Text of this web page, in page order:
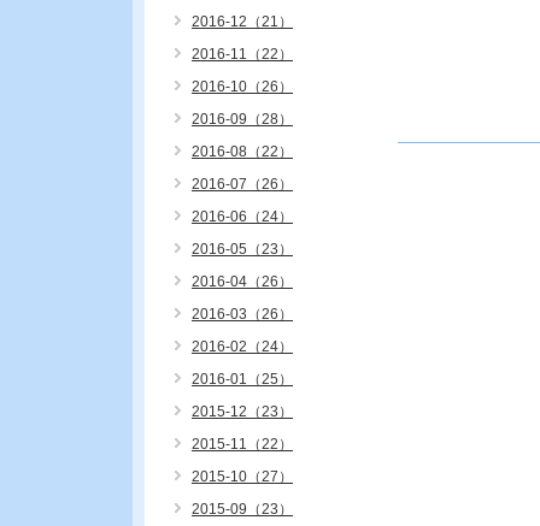
2016-12（21）
2016-11（22）
2016-10（26）
2016-09（28）
2016-08（22）
2016-07（26）
2016-06（24）
2016-05（23）
2016-04（26）
2016-03（26）
2016-02（24）
2016-01（25）
2015-12（23）
2015-11（22）
2015-10（27）
2015-09（23）